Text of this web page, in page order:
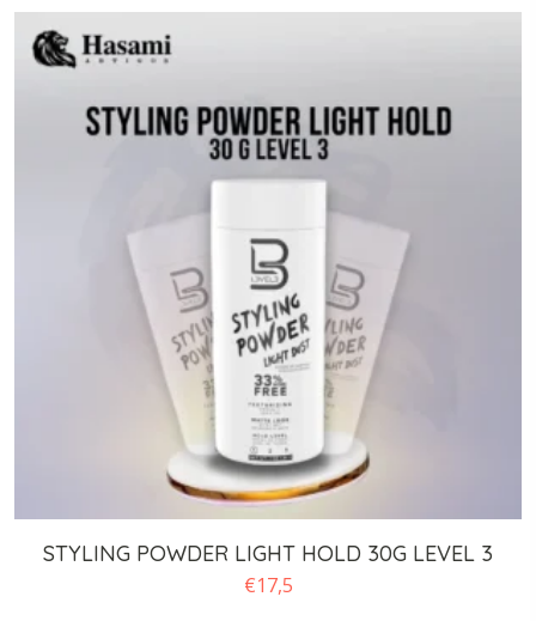
STYLING POWDER LIGHT HOLD 30G LEVEL 3
€17,5